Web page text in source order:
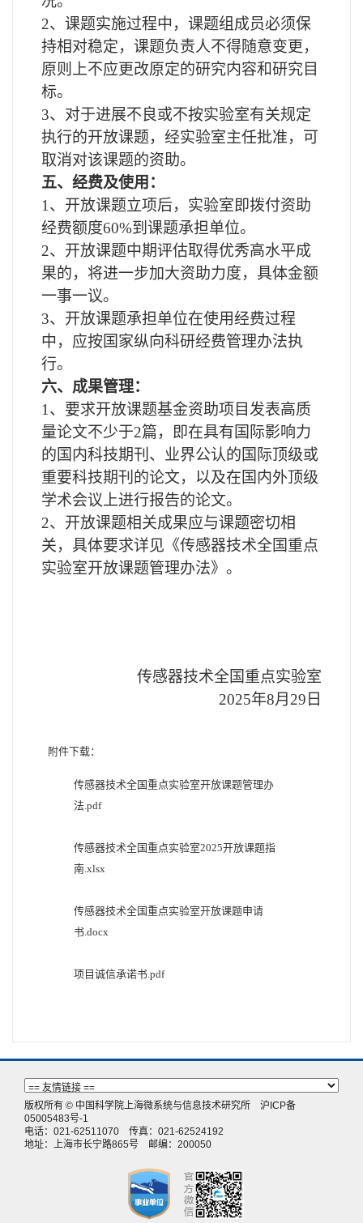
2、课题实施过程中，课题组成员必须保
持相对稳定，课题负责人不得随意变更，
原则上不应更改原定的研究内容和研究目
标。
3、对于进展不良或不按实验室有关规定
执行的开放课题，经实验室主任批准，可
取消对该课题的资助。
五、经费及使用：
1 、开放课题立项后，实验室即拨付资助
经费额度60%到课题承担单位。
2、开放课题中期评估取得优秀高水平成
果的，将进一步加大资助力度，具体金额
一事一议。
3、开放课题承担单位在使用经费过程
中，应按国家纵向科研经费管理办法执
行。
六、成果管理：
1 、要求开放课题基金资助项目发表高质
量论文不少于2篇，即在具有国际影响力
的国内科技期刊、业界公认的国际顶级或
重要科技期刊的论文，以及在国内外顶级
学术会议上进行报告的论文。
2、开放课题相关成果应与课题密切相
关，具体要求详见《传感器技术全国重点
实验室开放课题管理办法》。
传感器技术全国重点实验室
2025年8月29日
附件下载：
传感器技术全国重点实验室开放课题管理办
法.pdf
传感器技术全国重点实验室2025开放课题指
南.xlsx
传感器技术全国重点实验室开放课题申请
书.docx
项目诚信承诺书.pdf
版权所有 © 中国科学院上海微系统与信息技术研究所 沪ICP备
05005483号-1
电话：021-62511070 传真：021-62524192
地址：上海市长宁路865号 邮编：200050